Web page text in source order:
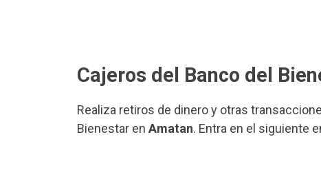
Cajeros del Banco del
Realiza retiros de dinero y otras
Bienestar en Amatan. Entra en el siguiente